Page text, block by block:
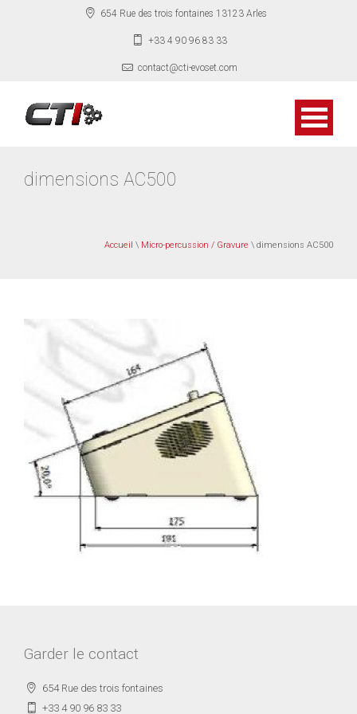
654 Rue des trois fontaines 13123 Arles
+33 4 90 96 83 33
contact@cti-evoset.com
dimensions AC500
Accueil \ Micro-percussion / Gravure \ dimensions AC500
Garder le contact
654 Rue des trois fontaines
+33 4 90 96 83 33